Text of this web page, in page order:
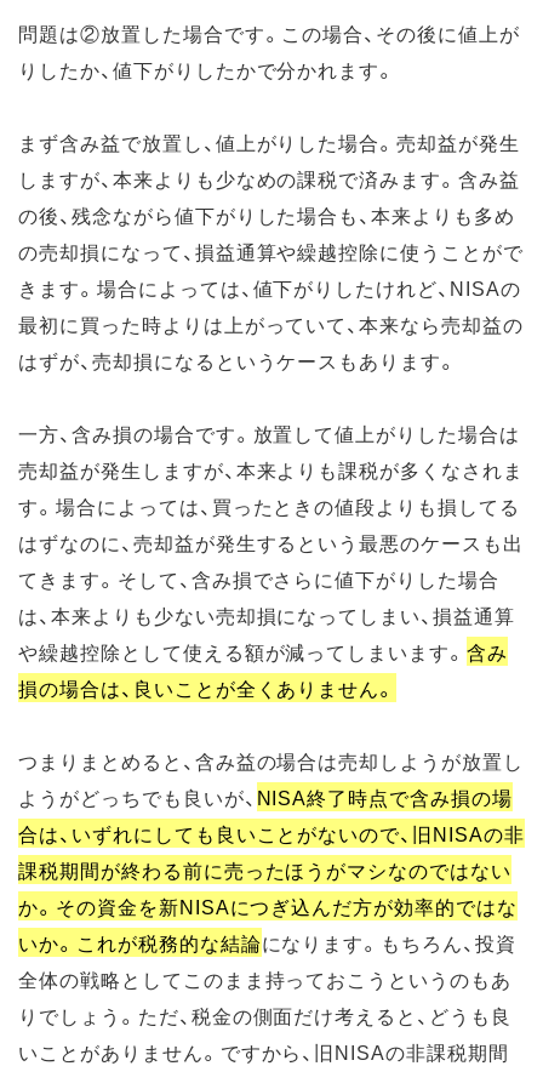
問題は②放置した場合です。この場合、その後に値上が
りしたか、値下がりしたかで分かれます。
まず含み益で放置し、値上がりした場合。売却益が発生
しますが、本来よりも少なめの課税で済みます。含み益
の後、残念ながら値下がりした場合も、本来よりも多め
の売却損になって、損益通算や繰越控除に使うことがで
きます。場合によっては、値下がりしたけれど、NISAの
最初に買った時よりは上がっていて、本来なら売却益の
はずが、売却損になるというケースもあります。
一方、含み損の場合です。放置して値上がりした場合は
売却益が発生しますが、本来よりも課税が多くなされま
す。場合によっては、買ったときの値段よりも損してる
はずなのに、売却益が発生するという最悪のケースも出
てきます。そして、含み損でさらに値下がりした場合
は、本来よりも少ない売却損になってしまい、損益通算
や繰越控除として使える額が減ってしまいます。含み
損の場合は、良いことが全くありません。
つまりまとめると、含み益の場合は売却しようが放置し
ようがどっちでも良いが、 NISA終了時点で含み損の場
合は、いずれにしても良いことがないので、旧NISAの非
課税期間が終わる前に売ったほうがマシなのではない
か。その資金を新NISAにつぎ込んだ方が効率的ではな
いか。これが税務的な結論になります。もちろん、投資
全体の戦略としてこのまま持っておこうというのもあ
りでしょう。ただ、税金の側面だけ考えると、どうも良
いことがありません。ですから、旧NISAの非課税期間